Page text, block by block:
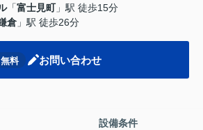
「富士見町」駅 徒歩15分
倉 」駅 徒歩26分
無料 お問い合わせ
設備条件